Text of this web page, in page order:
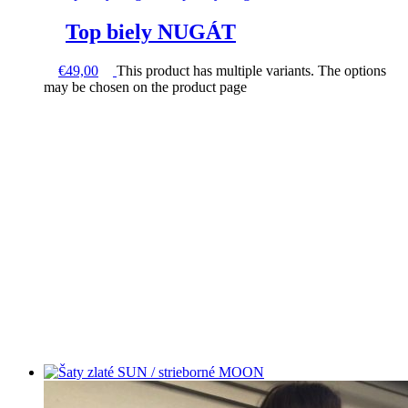
Top biely NUGÁT
€49,00
This product has multiple variants. The options
may be chosen on the product page